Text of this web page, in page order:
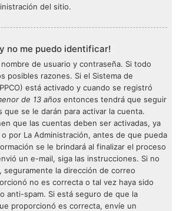
del sitio.
no me puedo identificar!
de usuario y contraseña. Si todo
posibles razones. Si el Sistema de
está activado y cuando se registró
de 13 años entonces tendrá que seguir
que se le darán para activar la cuenta.
que las cuentas deben ser activadas, ya
por La Administración, antes de que pueda
se le brindará al finalizar el proceso
un e-mail, siga las instrucciones. Si no
seguramente la dirección de correo
no es correcta o tal vez haya sido
anti-spam. Si está seguro de que la
proporcionó es correcta, envíe un